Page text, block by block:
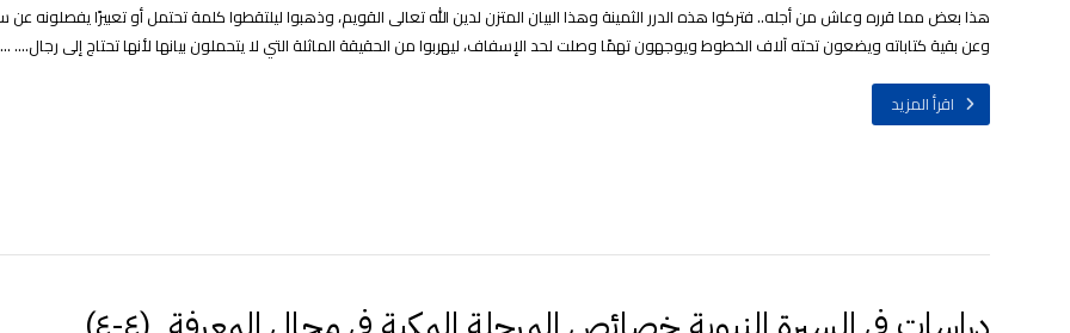
هذا بعض مما قرره وعاش من أجله.. فتركوا هذه الدرر الثمينة وهذا البيان المتزن لدين الله تعالى القويم، وذهبوا ليلتقطوا كلمة تحتمل أو تعبيرًا يفصلونه عن
وعن بقية كتاباته ويضعون تحته آلاف الخطوط ويوجهون تهمًا وصلت لحد الإسفاف، ليهربوا من الحقيقة الماثلة التي لا يتحملون بيانها لأنها تحتاج إلى رجال.... ...
اقرأ المزيد